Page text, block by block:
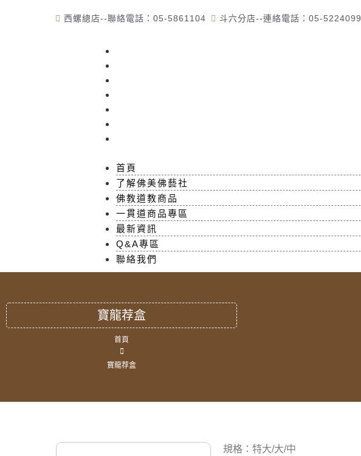
西螺總店--聯絡電話：05-5861104 斗六分店--連絡電話：05-5224099
首頁
了解佛美佛藝社
佛教道教商品
一貫道商品專區
最新資訊
Q&A專區
聯絡我們
寶龍荐盒
首頁
寶龍荐盒
規格：特大/大/中